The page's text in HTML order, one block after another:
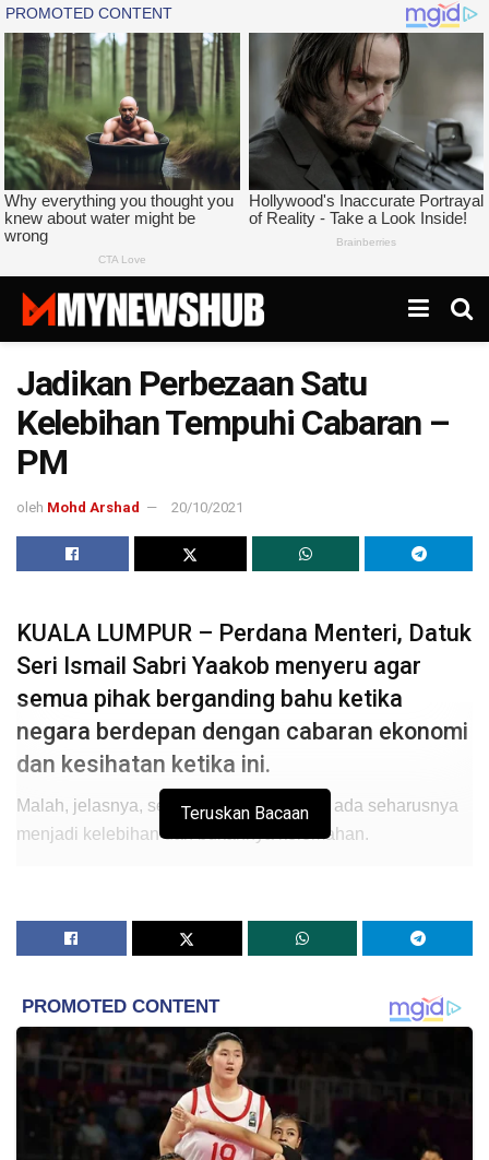
Jadikan Perbezaan Satu
Kelebihan Tempuhi Cabaran –
PM
oleh Mohd Arshad 20/10/2021
KUALA LUMPUR – Perdana Menteri, Datuk
Seri Ismail Sabri Yaakob menyeru agar
semua pihak berganding bahu ketika
negara berdepan dengan cabaran ekonomi
dan kesihatan ketika ini.
Malah, jelasnya, segala perbezaan yang ada seharusnya
menjadi kelebihan dan bukannya kelemahan.
Malaysia, kita perlu berganding bahu untuk
“Apa jua perbezaan, kita jadikan sebagai kelebihan
dan bukannya kelemahan, manakala sebarang
persamaan, kita jadikan sebagai sumber kekuatan.
“Kita jalin dan kukuhkan kembali perpaduan dengan
Teruskan Bacaan